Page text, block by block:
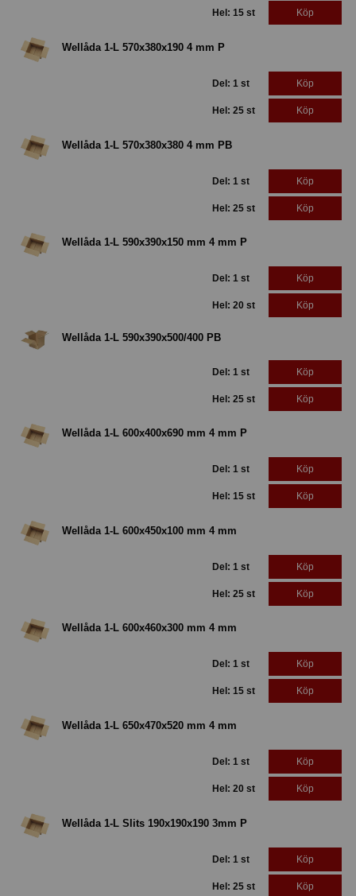
Hel: 15 st Köp
Wellåda 1-L 570x380x190 4 mm P
Del: 1 st Köp
Hel: 25 st Köp
Wellåda 1-L 570x380x380 4 mm PB
Del: 1 st Köp
Hel: 25 st Köp
Wellåda 1-L 590x390x150 mm 4 mm P
Del: 1 st Köp
Hel: 20 st Köp
Wellåda 1-L 590x390x500/400 PB
Del: 1 st Köp
Hel: 25 st Köp
Wellåda 1-L 600x400x690 mm 4 mm P
Del: 1 st Köp
Hel: 15 st Köp
Wellåda 1-L 600x450x100 mm 4 mm
Del: 1 st Köp
Hel: 25 st Köp
Wellåda 1-L 600x460x300 mm 4 mm
Del: 1 st Köp
Hel: 15 st Köp
Wellåda 1-L 650x470x520 mm 4 mm
Del: 1 st Köp
Hel: 20 st Köp
Wellåda 1-L Slits 190x190x190 3mm P
Del: 1 st Köp
Hel: 25 st Köp